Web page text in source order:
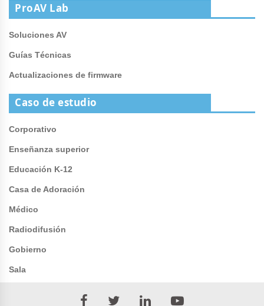
ProAV Lab
Soluciones AV
Guías Técnicas
Actualizaciones de firmware
Caso de estudio
Corporativo
Enseñanza superior
Educación K-12
Casa de Adoración
Médico
Radiodifusión
Gobierno
Sala